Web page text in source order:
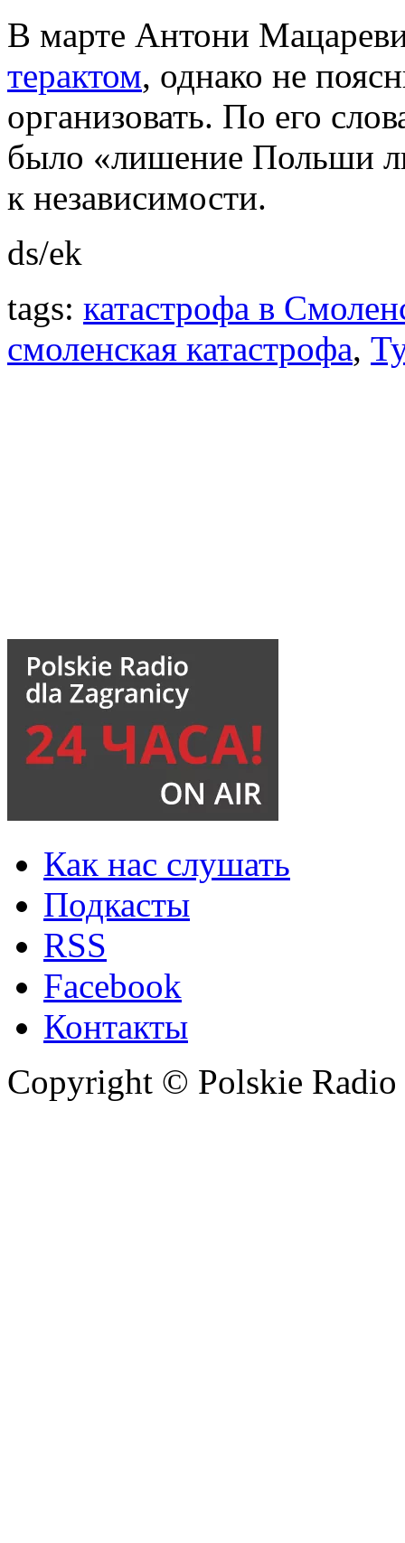
В марте Антони
терактом, однако не
организовать. По его
было «лишение Польши
к независимости.
ds/ek
tags: катастрофа в
смоленская катастрофа,
Как нас слушать
Подкасты
RSS
Facebook
Контакты
Copyright © Polskie